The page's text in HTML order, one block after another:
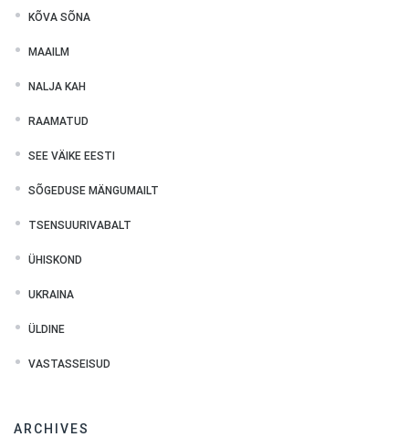
KÕVA SÕNA
MAAILM
NALJA KAH
RAAMATUD
SEE VÄIKE EESTI
SÕGEDUSE MÄNGUMAILT
TSENSUURIVABALT
ÜHISKOND
UKRAINA
ÜLDINE
VASTASSEISUD
ARCHIVES